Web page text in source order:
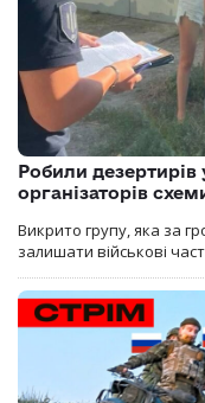
Робили
організаторів
Викрито групу, яка за
залишати військові